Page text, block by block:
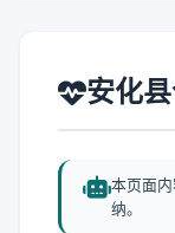
安化
本页面
纳。